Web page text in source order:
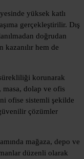
yüksek katlı
gerçekleştirilir. Dış
doğrudan
kazanılır hem de
korunarak
masa, dolap ve ofis
ofise sistemli şekilde
çözümler
mağaza, depo ve
düzenli olarak